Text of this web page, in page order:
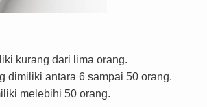
kurang dari lima orang.
dimiliki antara 6 sampai 50 orang.
melebihi 50 orang.